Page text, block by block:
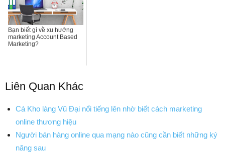
Bạn biết gì về xu hướng
marketing Account Based
Marketing?
Liên Quan Khác
Cá Kho làng Vũ Đại nổi tiếng lên nhờ biết cách marketing
online thương hiệu
Người bán hàng online qua mạng nào cũng cần biết những ký
năng sau